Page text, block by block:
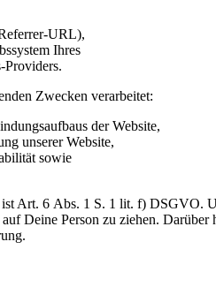
URL),
Ihres
Providers.
Zwecken verarbeitet:
der Website,
unserer Website,
sowie
Art. 6 Abs. 1 S. 1 lit. f) DSGVO.
Deine Person zu ziehen.